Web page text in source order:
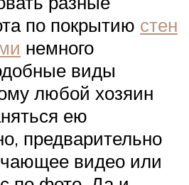
по покрытию стен
немного
виды
любой хозяин
ею
предварительно
видео или